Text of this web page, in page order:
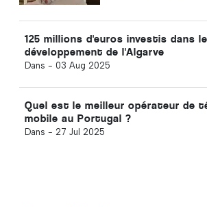
125 millions d'euros investis dans le
développement de l'Algarve
Dans - 03 Aug 2025
Quel est le meilleur opérateur de
mobile au Portugal ?
Dans - 27 Jul 2025